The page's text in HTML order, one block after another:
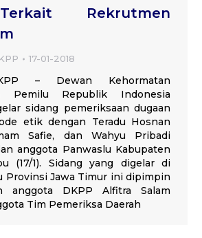
Rekrutmen
17-01-2018
– Dewan Kehormatan
Pemilu Republik Indonesia
sidang pemeriksaan dugaan
etik dengan Teradu Hosnan
Safie, dan Wahyu Pribadi
anggota Panwaslu Kabupaten
(17/1). Sidang yang digelar di
Provinsi Jawa Timur ini dipimpin
anggota DKPP Alfitra Salam
Tim Pemeriksa Daerah